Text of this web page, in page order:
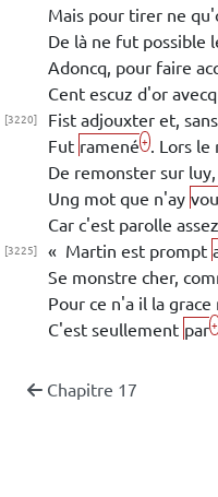
Mais pour tirer ne
De là ne fut possible
Adoncq, pour faire
Cent escuz d'or
[3220]
Fist adjouxter et,
Fut ramené +
. Lors
De remonster sur luy,
Ung mot que n'ay
Car c'est parolle
[3225] « Martin est prompt
Se monstre cher,
Pour ce n'a il la grace
C'est seullement par+
Chapitre 17